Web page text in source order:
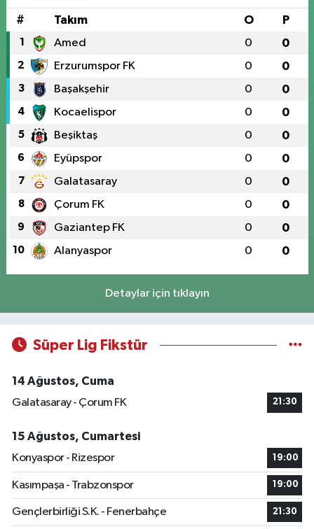
# Takım O P
1 Amed 0 0
2 Erzurumspor FK 0 0
3 Başakşehir 0 0
4 Kocaelispor 0 0
5 Beşiktaş 0 0
6 Eyüpspor 0 0
7 Galatasaray 0 0
8 Çorum FK 0 0
9 Gaziantep FK 0 0
10 Alanyaspor 0 0
Detaylar için tıklayın
Süper Lig Fikstür
14 Ağustos, Cuma
Galatasaray - Çorum FK
21:30
15 Ağustos, Cumartesi
Konyaspor - Rizespor
19:00
Kasımpaşa - Trabzonspor 19:00
Gençlerbirliği S.K. - Fenerbahçe 21:30